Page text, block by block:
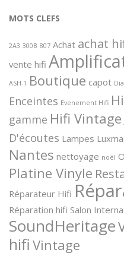
MOTS CLEFS
2A3 300B 807 Achat achat
vente hifi
ASH-1 Boutique capot
Enceintes Evenement Hifi
gamme Hifi Vintage
D'écoutes Lampes
Nantes nettoyage noël
Platine Vinyle
Réparateur Hifi
Réparation hifi Salon
SoundHeritage
hifi Vintage